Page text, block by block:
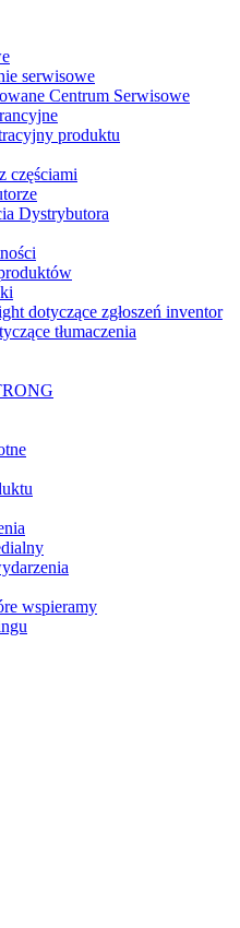
serwisowe
Centrum Serwisowe
produktu
częściami
Dystrybutora
dotyczące zgłoszeń inventor
tłumaczenia
wspieramy